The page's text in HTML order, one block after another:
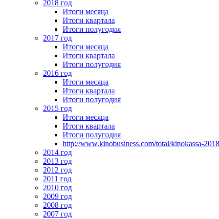
2018 год
Итоги месяца
Итоги квартала
Итоги полугодия
2017 год
Итоги месяца
Итоги квартала
Итоги полугодия
2016 год
Итоги месяца
Итоги квартала
Итоги полугодия
2015 год
Итоги месяца
Итоги квартала
Итоги полугодия
http://www.kinobusiness.com/total/kinokassa-
2014 год
2013 год
2012 год
2011 год
2010 год
2009 год
2008 год
2007 год